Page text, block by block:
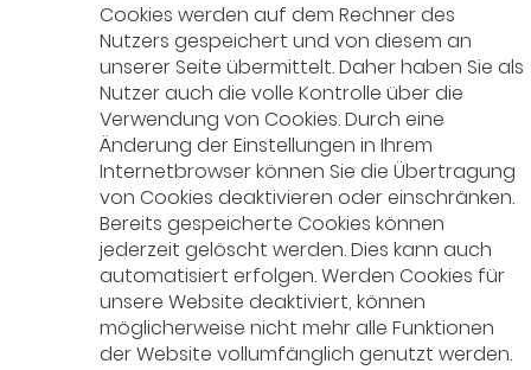
Cookies werden auf dem Rechner des
Nutzers gespeichert und von diesem an
unserer Seite übermittelt. Daher haben Sie als
Nutzer auch die volle Kontrolle über die
Verwendung von Cookies. Durch eine
Änderung der Einstellungen in Ihrem
Internetbrowser können Sie die Übertragung
von Cookies deaktivieren oder einschränken.
Bereits gespeicherte Cookies können
jederzeit gelöscht werden. Dies kann auch
automatisiert erfolgen. Werden Cookies für
unsere Website deaktiviert, können
möglicherweise nicht mehr alle Funktionen
der Website vollumfänglich genutzt werden.